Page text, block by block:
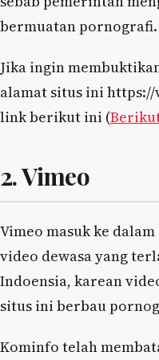
bermuatan pornografi.
Jika ingin
alamat situs ini
link berikut ini (
2. Vimeo
Vimeo masuk ke
video dewasa yang
Indoensia, karean
situs ini berbau
Kominfo telah